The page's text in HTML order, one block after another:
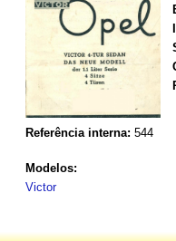
Referência interna: 544
Modelos:
Victor